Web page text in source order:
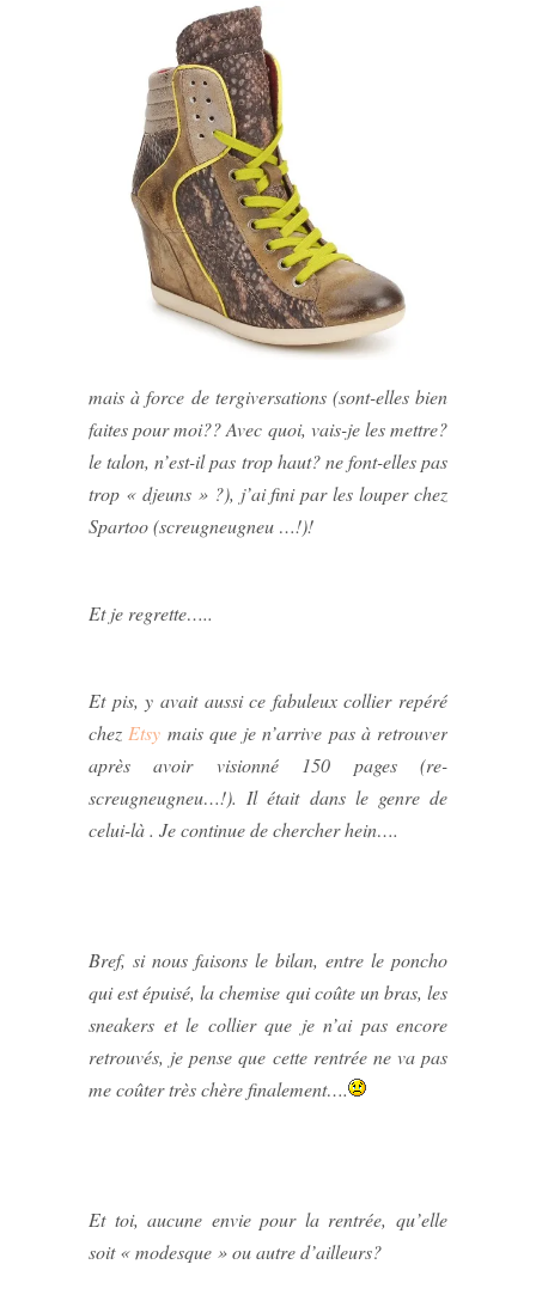
mais à force de tergiversations (sont-elles bien
faites pour moi?? Avec quoi, vais-je les mettre?
le talon, n’est-il pas trop haut? ne font-elles pas
trop « djeuns » ?), j’ai fini par les louper chez
Spartoo (screugneugneu …!)!
Et je regrette…..
Et pis, y avait aussi ce fabuleux collier repéré
chez Etsy mais que je n’arrive pas à retrouver
après avoir visionné 150 pages (re-
screugneugneu…!). Il était dans le genre de
celui-là . Je continue de chercher hein….
Bref, si nous faisons le bilan, entre le poncho
qui est épuisé, la chemise qui coûte un bras, les
sneakers et le collier que je n’ai pas encore
retrouvés, je pense que cette rentrée ne va pas
me coûter très chère finalement….
Et toi, aucune envie pour la rentrée, qu’elle
soit « modesque » ou autre d’ailleurs?